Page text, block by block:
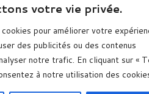
votre vie privée.
pour améliorer votre
des publicités ou des contenus
notre trafic. En cliquant sur «
à notre utilisation des